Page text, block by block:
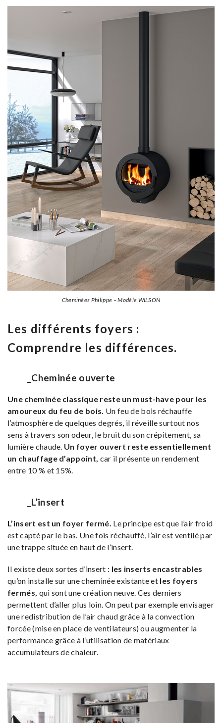
Cheminées Philippe – Modèle WILSON
Les différents foyers :
Comprendre les différences.
_Cheminée ouverte
Une cheminée classique reste un must-have pour les
amoureux du feu de bois. Un feu de bois réchauffe
l’atmosphère de quelques degrés, il réveille surtout nos
sens à travers son odeur, le bruit du son crépitement, sa
lumière chaude. Un foyer ouvert reste essentiellement
un chauffage d’appoint, car il présente un rendement
entre 10 % et 15%.
_L’insert
L’insert est un foyer fermé. Le principe est que l’air froid
est capté par le bas. Une fois réchauffé, l’air est ventilé par
une trappe située en haut de l’insert.
Il existe deux sortes d’insert : les inserts encastrables
qu’on installe sur une cheminée existante et les foyers
fermés, qui sont une création neuve. Ces derniers
permettent d’aller plus loin. On peut par exemple envisager
une redistribution de l’air chaud grâce à la convection
forcée (mise en place de ventilateurs) ou augmenter la
performance grâce à l’utilisation de matériaux
accumulateurs de chaleur.